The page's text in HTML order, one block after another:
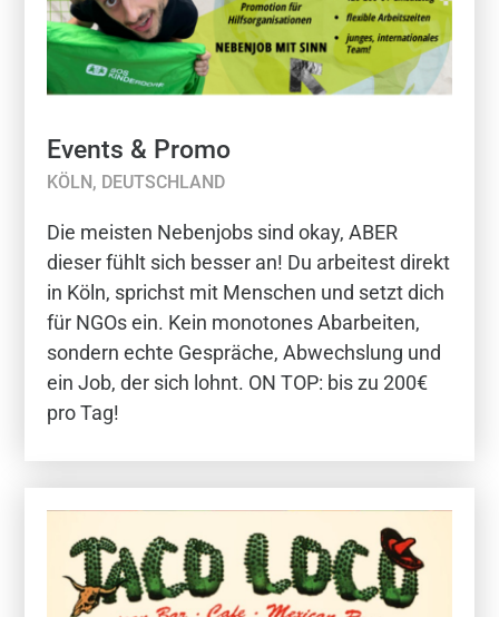
Events & Promo
KÖLN, DEUTSCHLAND
Die meisten Nebenjobs sind okay, ABER
dieser fühlt sich besser an! Du arbeitest direkt
in Köln, sprichst mit Menschen und setzt dich
für NGOs ein. Kein monotones Abarbeiten,
sondern echte Gespräche, Abwechslung und
ein Job, der sich lohnt. ON TOP: bis zu 200€
pro Tag!